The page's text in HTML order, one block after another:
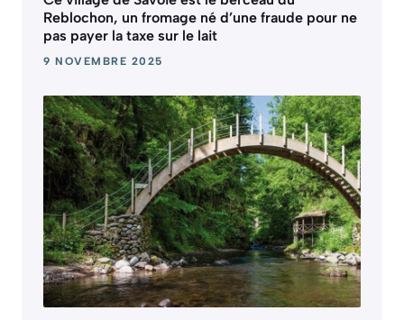
Reblochon, un fromage né d’une fraude pour ne
pas payer la taxe sur le lait
9 NOVEMBRE 2025